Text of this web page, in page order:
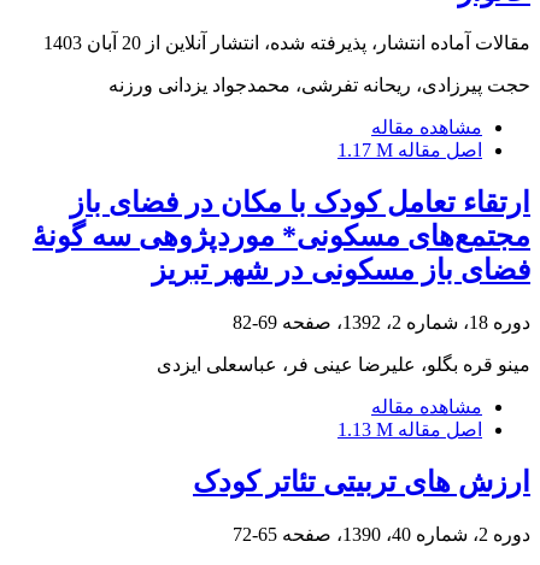
مقالات آماده انتشار، پذیرفته شده، انتشار آنلاین از 20 آبان 1403
حجت پیرزادی، ریحانه تفرشی، محمدجواد یزدانی ورزنه
مشاهده مقاله
اصل مقاله 1.17 M
ارتقاء تعامل کودک با مکان در فضای باز
مجتمع‌های مسکونی* موردپژوهی سه گونۀ
فضای باز مسکونی در شهر تبریز
دوره 18، شماره 2، 1392، صفحه 69-82
مینو قره بگلو، علیرضا عینی فر، عباسعلی ایزدی
مشاهده مقاله
اصل مقاله 1.13 M
ارزش های تربیتی تئاتر کودک
دوره 2، شماره 40، 1390، صفحه 65-72